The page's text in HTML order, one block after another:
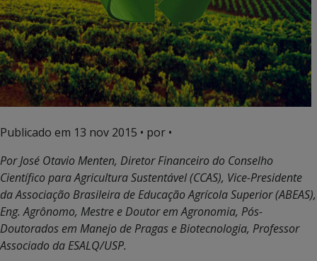
Publicado em 13 nov 2015 • por •
Por José Otavio Menten, Diretor Financeiro do Conselho
Científico para Agricultura Sustentável (CCAS), Vice-Presidente
da Associação Brasileira de Educação Agrícola Superior (ABEAS),
Eng. Agrônomo, Mestre e Doutor em Agronomia, Pós-
Doutorados em Manejo de Pragas e Biotecnologia, Professor
Associado da ESALQ/USP.